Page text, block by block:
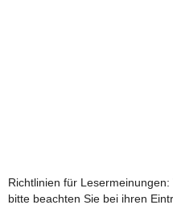
Richtlinien für Lesermeinungen:
bitte beachten Sie bei ihren